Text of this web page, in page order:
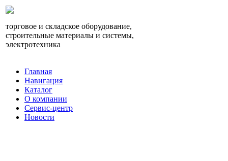
торговое и складское оборудование,
строительные материалы и системы,
электротехника
Главная
Навигация
Каталог
О компании
Сервис-центр
Новости